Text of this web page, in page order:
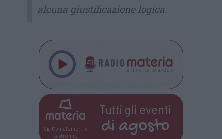
alcuna giustificazione logica.
Via Confalonieri, 5
Castronno
Tutti gli eventi
di agosto